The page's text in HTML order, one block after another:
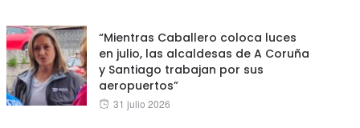
“Mientras Caballero coloca luces
en julio, las alcaldesas de A Coruña
y Santiago trabajan por sus
aeropuertos”
Posted
31 julio 2026